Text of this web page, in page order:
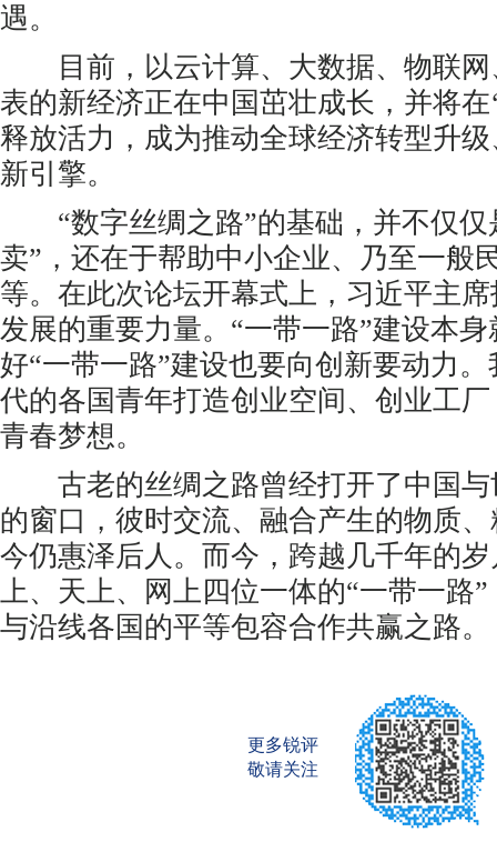
遇。
目前，以云计算、大数据、物联网
表的新经济正在中国茁壮成长，并将在
释放活力，成为推动全球经济转型升
新引擎。
“数字丝绸之路”的基础，并不仅仅
卖”，还在于帮助中小企业、乃至一般
等。在此次论坛开幕式上，习近平主
发展的重要力量。“一带一路”建设本
好“一带一路”建设也要向创新要动力
代的各国青年打造创业空间、创业工
青春梦想。
古老的丝绸之路曾经打开了中国与
的窗口，彼时交流、融合产生的物质
今仍惠泽后人。而今，跨越几千年的
上、天上、网上四位一体的“一带一路
与沿线各国的平等包容合作共赢之路
更多锐评
敬请关注